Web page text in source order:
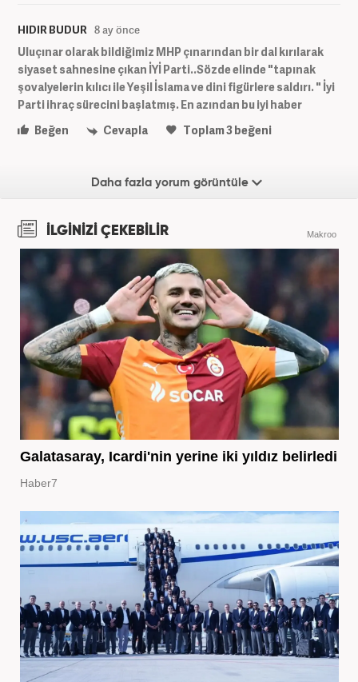
HIDIR BUDUR 8 ay önce
Uluçınar olarak bildiğimiz MHP çınarından bir dal kırılarak
siyaset sahnesine çıkan İYİ Parti..Sözde elinde "tapınak
şovalyelerin kılıcı ile Yeşil İslama ve dini figürlere saldırı. " İyi
Parti ihraç sürecini başlatmış. En azından bu iyi haber
Beğen
Cevapla Toplam3beğeni
Daha fazla yorum görüntüle
İLGİNİZİ ÇEKEBİLİR Makroo
Galatasaray, Icardi'nin yerine iki yıldız belirledi
Haber7